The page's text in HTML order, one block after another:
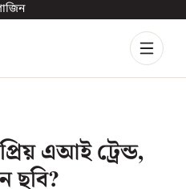
এআই ট্রেন্ড,
ছবি?